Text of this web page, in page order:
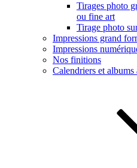
Tirages photo
ou fine art
Tirage photo
Impressions grand
Impressions
Nos finitions
Calendriers et